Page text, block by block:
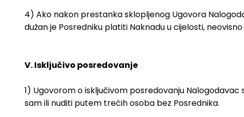
4) Ako nakon prestanka sklopljenog Ugovora
dužan je Posredniku platiti Naknadu u cijelosti,
V. Isključivo posredovanje
1) Ugovorom o isključivom posredovanju
sam ili nuditi putem trećih osoba bez Posrednika.